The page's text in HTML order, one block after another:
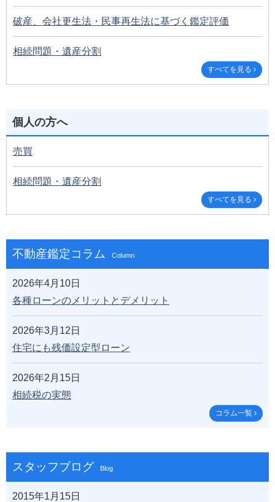
破産、会社更生法・民事再生法に基づく鑑定評価
相続問題・遺産分割
すべてを見る
個人の方へ
売買
相続問題・遺産分割
すべてを見る
不動産鑑定コラム Column
2026年4月10日
各種ローンのメリットとデメリット
2026年3月12日
住宅にも残価設定型ローン
2026年2月15日
相続税の実態
コラム一覧
スタッフブログ Blog
2015年1月15日